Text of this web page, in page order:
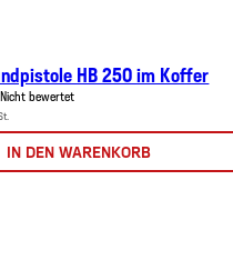
HB 250 im Koffer
Nicht bewertet
IN DEN WARENKORB